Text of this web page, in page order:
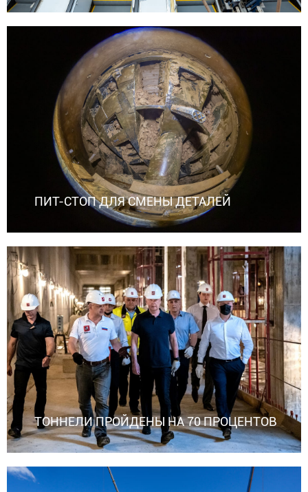
ПИТ-СТОП ДЛЯ СМЕНЫ ДЕТАЛЕЙ
ТОННЕЛИ ПРОЙДЕНЫ НА 70 ПРОЦЕНТОВ